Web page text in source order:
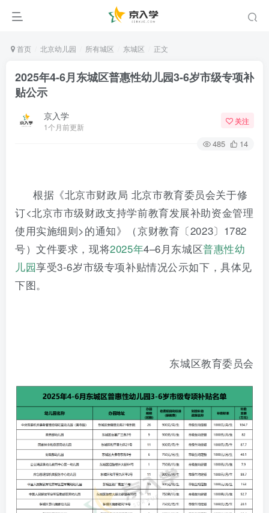
首页 北京幼儿园 所有城区 东城区 正文
2025年4-6月东城区普惠性幼儿园3-6岁市级专项补
贴公示
京入学
1个月前更新
关注
485 14
根据 《北京市财政局 北京市教育委员会关于修
订<北京市市级财政支持学前教育发展补助资金管理
使用实施细则>的通知》（京财教育 〔2023〕 1782
号）文件要求，现将2025年4–6月东城区普惠性幼
儿园享受3-6岁市级专项补贴情况公示如下，具体见
下图。
东城区教育委员会